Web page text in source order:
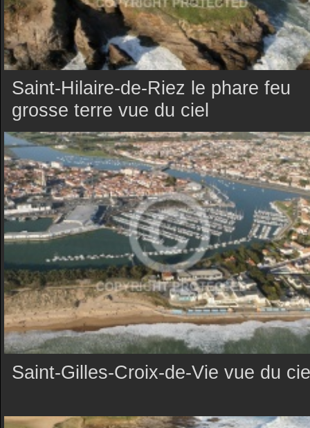
Saint-Hilaire-de-Riez le phare feu
grosse terre vue du ciel
Saint-Gilles-Croix-de-Vie vue du